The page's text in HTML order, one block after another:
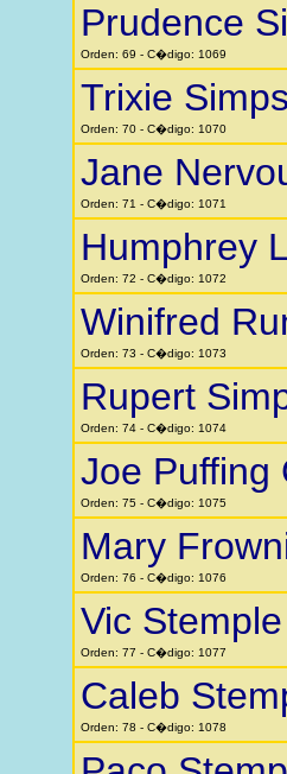
Prudence
Orden: 69 - C�digo: 1069
Trixie
Orden: 70 - C�digo: 1070
Jane
Orden: 71 - C�digo: 1071
Humphrey
Orden: 72 - C�digo: 1072
Winifred
Orden: 73 - C�digo: 1073
Rupert
Orden: 74 - C�digo: 1074
Joe Puffing
Orden: 75 - C�digo: 1075
Mary
Orden: 76 - C�digo: 1076
Vic Stemple
Orden: 77 - C�digo: 1077
Caleb
Orden: 78 - C�digo: 1078